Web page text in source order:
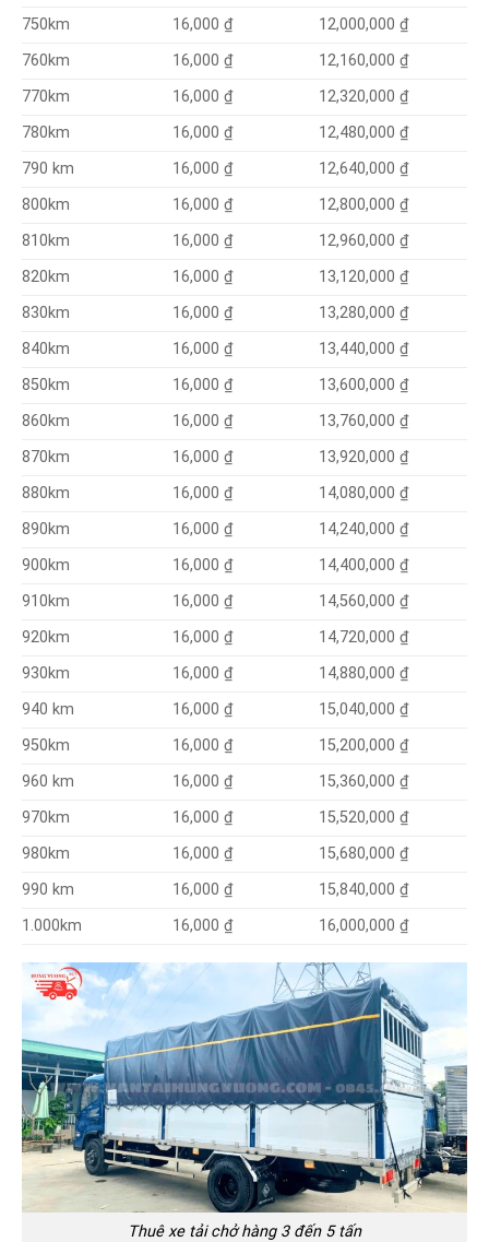
750km 16,000 ₫
12,000,000 ₫
760km
16,000 ₫
12,160,000 ₫
770km
16,000 ₫
12,320,000 ₫
780km
16,000 ₫
12,480,000 ₫
790 km
16,000 ₫
12,640,000 ₫
800km
16,000 ₫
12,800,000 ₫
810km
16,000 ₫
12,960,000 ₫
820km
16,000 ₫
13,120,000 ₫
830km
16,000 ₫
13,280,000 ₫
840km
16,000 ₫
13,440,000 ₫
850km
16,000 ₫
13,600,000 ₫
860km
16,000 ₫
13,760,000 ₫
870km
16,000 ₫
13,920,000 ₫
880km
16,000 ₫
14,080,000 ₫
890km
16,000 ₫
14,240,000 ₫
900km
16,000 ₫
14,400,000 ₫
910km
16,000 ₫
14,560,000 ₫
920km
16,000 ₫
14,720,000 ₫
930km
16,000 ₫
14,880,000 ₫
940 km
16,000 ₫
15,040,000 ₫
950km
16,000 ₫
15,200,000 ₫
960 km
16,000 ₫
15,360,000 ₫
970km
16,000 ₫
15,520,000 ₫
980km
16,000 ₫
15,680,000 ₫
990 km
16,000 ₫
15,840,000 ₫
1.000km
16,000 ₫ 16,000,000 ₫
Thuê xe tải chở hàng 3 đến 5 tấn